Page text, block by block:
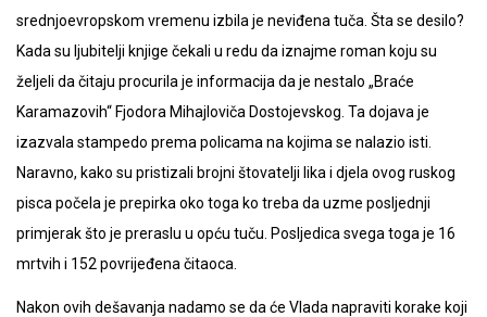
srednjoevropskom vremenu izbila je neviđena tuča. Šta se desilo?
Kada su ljubitelji knjige čekali u redu da iznajme roman koju su
željeli da čitaju procurila je informacija da je nestalo „Braće
Karamazovih“ Fjodora Mihajloviča Dostojevskog. Ta dojava je
izazvala stampedo prema policama na kojima se nalazio isti.
Naravno, kako su pristizali brojni štovatelji lika i djela ovog ruskog
pisca počela je prepirka oko toga ko treba da uzme posljednji
primjerak što je preraslu u opću tuču. Posljedica svega toga je 16
mrtvih i 152 povrijeđena čitaoca.
Nakon ovih dešavanja nadamo se da će Vlada napraviti korake koji